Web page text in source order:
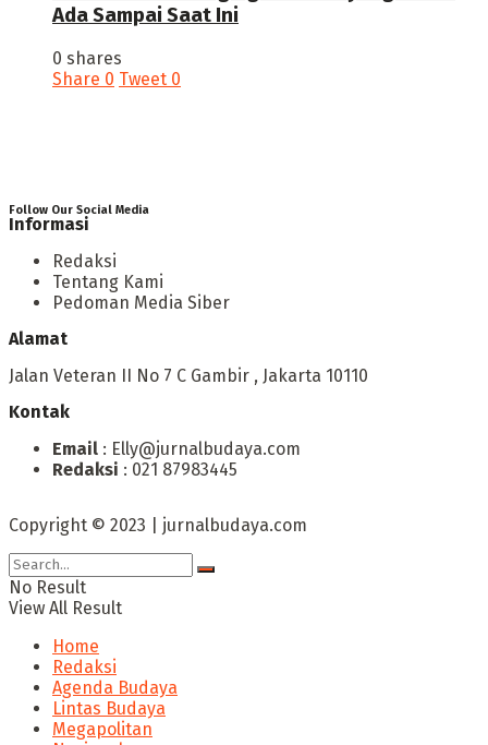
Ada Sampai Saat Ini
0 shares
Share 0 Tweet 0
Follow Our Social Media
Informasi
Redaksi
Tentang Kami
Pedoman Media Siber
Alamat
Jalan Veteran II No 7 C Gambir , Jakarta 10110
Kontak
Email : Elly@jurnalbudaya.com
Redaksi : 021 87983445
Copyright © 2023 | jurnalbudaya.com
No Result
View All Result
Home
Redaksi
Agenda Budaya
Lintas Budaya
Megapolitan